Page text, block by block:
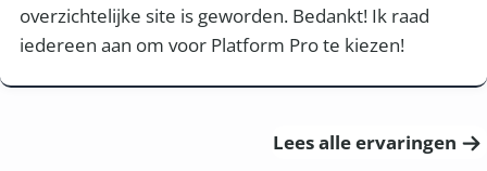
overzichtelijke site is geworden. Bedankt! Ik raad
iedereen aan om voor Platform Pro te kiezen!
Lees alle ervaringen